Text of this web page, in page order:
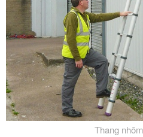
Thang